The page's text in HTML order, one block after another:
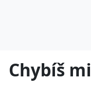
Chybíš mi